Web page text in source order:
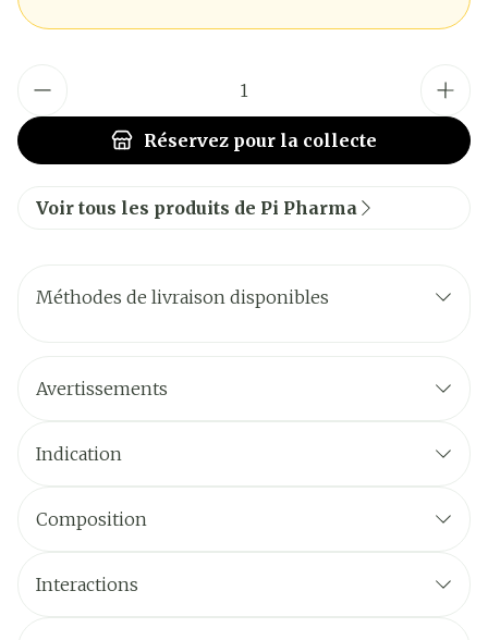
Réservez pour la collecte
Voir tous les produits de Pi Pharma
Méthodes de livraison disponibles
Avertissements
Indication
Composition
Interactions